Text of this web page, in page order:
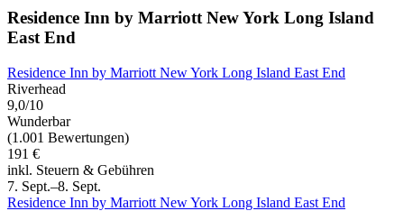
Residence Inn by Marriott New York Long Island
East End
Residence Inn by Marriott New York Long Island East End
Riverhead
9,0/10
Wunderbar
(1.001 Bewertungen)
191 €
inkl. Steuern & Gebühren
7. Sept.–8. Sept.
Residence Inn by Marriott New York Long Island East End